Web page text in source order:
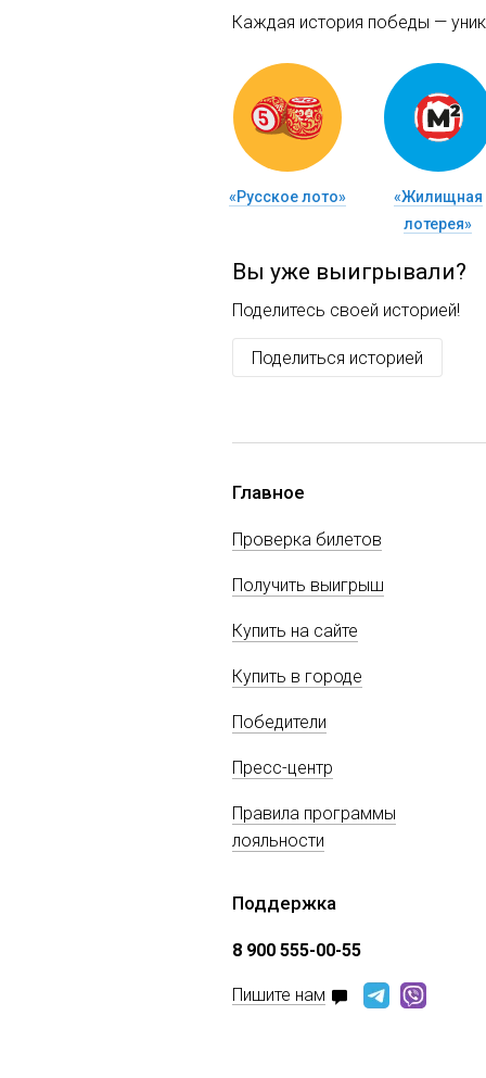
Каждая история победы —
«Русское лото»
«Жилищная
лотерея»
Вы уже выигрывали?
Поделитесь своей историей!
Поделиться историей
Главное
Проверка билетов
Получить выигрыш
Купить на сайте
Купить в городе
Победители
Пресс-центр
Правила программы
лояльности
Поддержка
8 900 555-00-55
Пишите нам